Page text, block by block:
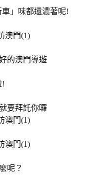
」味都還濃著呢!
的澳門導遊
!
要拜託你囉
呢？